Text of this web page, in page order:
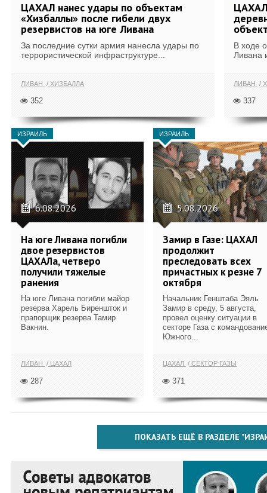
ЦАХАЛ нанес удары по объектам
«Хизбаллы» после гибели двух
резервистов на юге Ливана
За последние сутки армия нанесла удары по
террористической инфраструктуре...
ЛИВАН ХИЗБАЛЛА
352
В ходе
Ливана
ЛИВАН
337
ИЗРАИЛЬ
6.08.2026
На юге Ливана погибли
двое резервистов
ЦАХАЛа, четверо
получили тяжелые
ранения
На юге Ливана погибли майор
резерва Харель Биреншток и
прапорщик резерва Тамир
Вакнин.
ЛИВАН ЦАХАЛ
287
ИЗРАИЛЬ
5.08.2026
Замир в Газе: ЦАХАЛ
продолжит
преследовать всех
причастных к резне 7
октября
Начальник Генштаба Эяль
Замир в среду, 5 августа,
провел оценку ситуации в
секторе Газа с
Южного...
ЦАХАЛ СЕКТОР ГАЗЫ
371
ПОКАЗАТЬ ЕЩЁ В РАЗДЕЛЕ